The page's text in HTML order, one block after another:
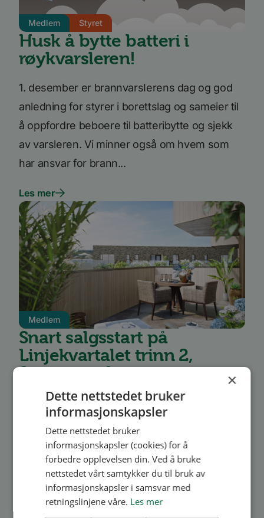
Medlem Styret
Husk å bytte batteri i
røykvarsleren!
1. desember er brannvarsIerens dag og god
anledning for styrer i borettslag og sameier til
å oppfordre beboere til batteribytte og sjekk
av varsleren. Vi minner også om hvem som
har ansvar for brann...
Les mer
Medlem
Snart salgsstart på
Linjekvartalet trinn 2,
Sørumsand
Leilighetene vil få solrike balkonger og
parkeringskjeller med heis til leilighetsplan.
Prosjektet har høy teknisk standard, og alle
leilighetene får praktiske løsninger, hvitevarer
inkludert, fje...
Les mer
×
Dette nettstedet bruker
informasjonskapsler
Dette nettstedet bruker
informasjonskapsler (cookies) for å
forbedre opplevelsen din. Ved å bruke
nettstedet vårt samtykker du til bruk av
informasjonskapsler i samsvar med
retningslinjene våre. Les mer